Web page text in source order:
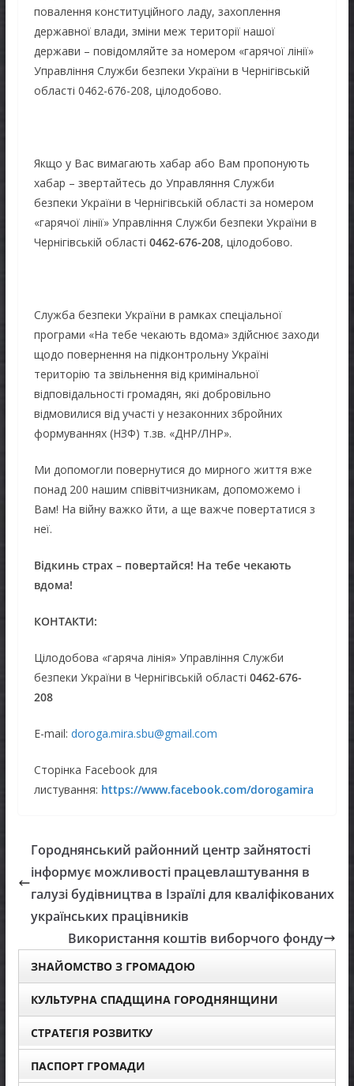
повалення конституційного ладу, захоплення
державної влади, зміни меж території нашої
держави – повідомляйте за номером «гарячої лінії»
Управління Служби безпеки України в Чернігівській
області 0462-676-208, цілодобово.
Якщо у Вас вимагають хабар або Вам пропонують
хабар – звертайтесь до Управляння Служби
безпеки України в Чернігівській області за номером
«гарячої лінії» Управління Служби безпеки України в
Чернігівській області 0462-676-208, цілодобово.
Служба безпеки України в рамках спеціальної
програми «На тебе чекають вдома» здійснює заходи
щодо повернення на підконтрольну Україні
територію та звільнення від кримінальної
відповідальності громадян, які добровільно
відмовилися від участі у незаконних збройних
формуваннях (НЗФ) т.зв. «ДНР/ЛНР».
Ми допомогли повернутися до мирного життя вже
понад 200 нашим співвітчизникам, допоможемо і
Вам! На війну важко йти, а ще важче повертатися з
неї.
Відкинь страх – повертайся! На тебе чекають
вдома!
КОНТАКТИ:
Цілодобова «гаряча лінія» Управління Служби
безпеки України в Чернігівській області 0462-676-
208
E-mail: doroga.mira.sbu@gmail.com
Сторінка Facebook для
листування: https://www.facebook.com/dorogamira
Городнянський районний центр зайнятості
інформує можливості працевлаштування в
галузі будівництва в Ізраїлі для кваліфікованих
українських працівників
Використання коштів виборчого фонду
ЗНАЙОМСТВО З ГРОМАДОЮ
КУЛЬТУРНА СПАДЩИНА ГОРОДНЯНЩИНИ
СТРАТЕГІЯ РОЗВИТКУ
ПАСПОРТ ГРОМАДИ